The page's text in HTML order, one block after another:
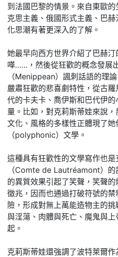
到法國巴黎的情景。來自東歐
克思主義、俄國形式主義、巴
化思潮有著更深入的了解。
她最早向西方世界介紹了巴赫
嘩……，然後從狂歡的概念發展
（Menippean）諷刺話語的理
嚴肅狂歡的悲喜劇特性，從古
代的卡夫卡、喬伊斯和巴代伊
量。比如，對克莉斯蒂娃來說，
文化、風格的多樣性正體現了她
（polyphonic）文學。
這種具有狂歡性的文學寫作也
（Comte de Lautréamont）
的異質效果引起了笑聲，笑聲
徵兆，因而也通過打破符號的
險，形成對無上萬能造物主的
與淫蕩、肉體與死亡、魔鬼與
起。
克莉斯蒂娃還強調了波特萊爾